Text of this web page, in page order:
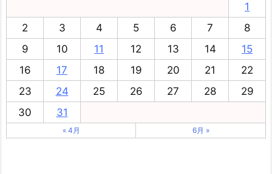
1
2
3 4 5 6 7
8
9
10 11 12 13 14
15
16
17 18 19 20 21
22
23
24 25 26 27 28
29
30
31
« 4月 6月 »